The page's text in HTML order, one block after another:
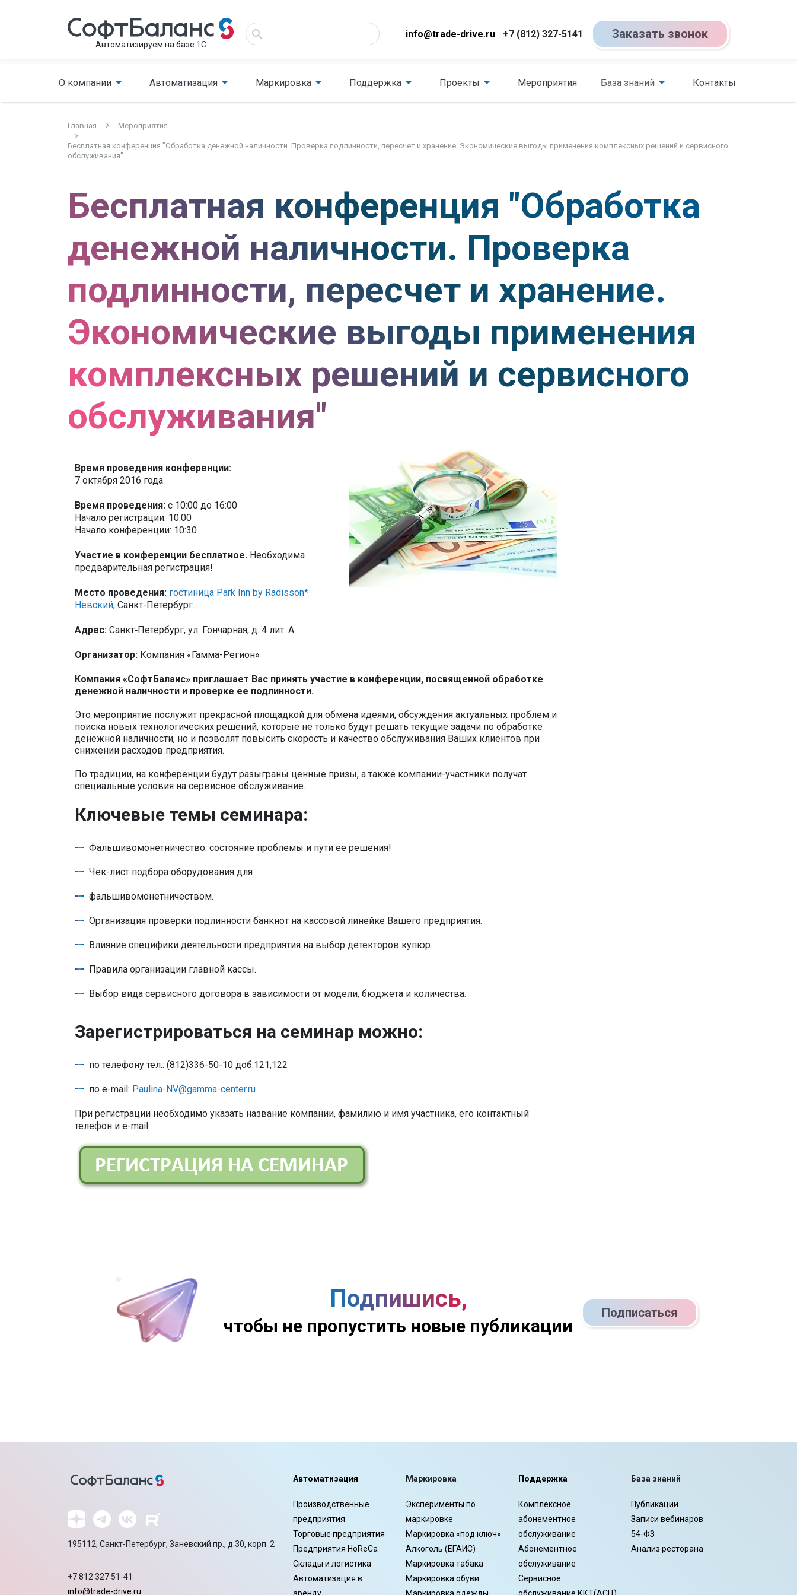
Автоматизируем на базе 1С
info@trade-drive.ru +7 (812) 327-5141 Заказать звонок
О компании Автоматизация Маркировка Поддержка Проекты Мероприятия База знаний Контакты
Главная Мероприятия
Бесплатная конференция "Обработка денежной наличности. Проверка подлинности, пересчет и хранение. Экономические выгоды применения комплексных решений и сервисного
обслуживания"
Бесплатная конференция "Обработка
денежной наличности. Проверка
подлинности, пересчет и хранение.
Экономические выгоды применения
комплексных решений и сервисного
обслуживания"
Время проведения конференции:
7 октября 2016 года
Время проведения: с 10:00 до 16:00
Начало регистрации: 10:00
Начало конференции: 10:30
Участие в конференции бесплатное. Необходима
предварительная регистрация!
Место проведения: гостиница Park Inn by Radisson*
Невский, Санкт-Петербург.
Адрес: Санкт‐Петербург, ул. Гончарная, д. 4 лит. А.
Организатор: Компания «Гамма-Регион»
Компания «СофтБаланс» приглашает Вас принять участие в конференции, посвященной обработке
денежной наличности и проверке ее подлинности.
Это мероприятие послужит прекрасной площадкой для обмена идеями, обсуждения актуальных проблем и
поиска новых технологических решений, которые не только будут решать текущие задачи по обработке
денежной наличности, но и позволят повысить скорость и качество обслуживания Ваших клиентов при
снижении расходов предприятия.
По традиции, на конференции будут разыграны ценные призы, а также компании-участники получат
специальные условия на сервисное обслуживание.
Ключевые темы семинара:
Фальшивомонетничество: состояние проблемы и пути ее решения!
Чек-лист подбора оборудования для
фальшивомонетничеством.
Организация проверки подлинности банкнот на кассовой линейке Вашего предприятия.
Влияние специфики деятельности предприятия на выбор детекторов купюр.
Правила организации главной кассы.
Выбор вида сервисного договора в зависимости от модели, бюджета и количества.
Зарегистрироваться на семинар можно:
по телефону тел.: (812)336-50-10 доб.121,122
по e-mail: Paulina-NV@gamma-center.ru
При регистрации необходимо указать название компании, фамилию и имя участника, его контактный
телефон и e-mail.
Подпишись,
чтобы не пропустить новые публикации
Подписаться
195112, Санкт-Петербург, Заневский пр., д.30, корп. 2
+7 812 327 51-41
info@trade-drive.ru
Автоматизация
Производственные
предприятия
Торговые предприятия
Предприятия HoReCa
Склады и логистика
Автоматизация в
Маркировка
Эксперименты по
маркировке
Маркировка «под ключ»
Алкоголь (ЕГАИС)
Маркировка табака
Маркировка обуви
Поддержка
Комплексное
абонементное
обслуживание
Абонементное
обслуживание
Сервисное
База знаний
Публикации
Записи вебинаров
54-ФЗ
Анализ ресторана